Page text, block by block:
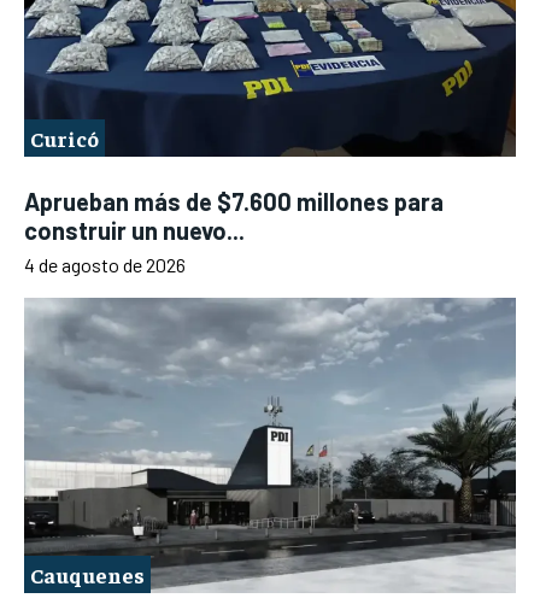
Curicó
Aprueban más de $7.600 millones para
construir un nuevo...
4 de agosto de 2026
Cauquenes